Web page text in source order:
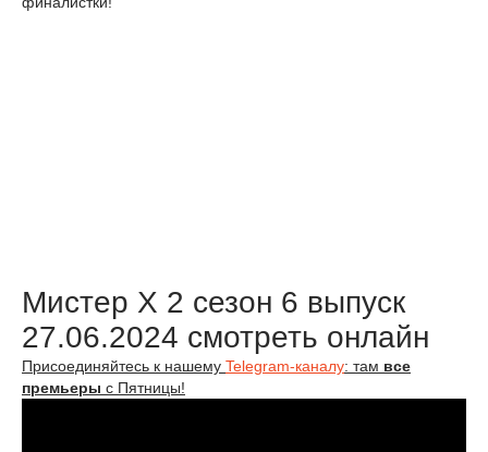
Мистер Х 2 сезон 6 выпуск
27.06.2024 смотреть онлайн
Присоединяйтесь к нашему Telegram-каналу: там все
премьеры с Пятницы!